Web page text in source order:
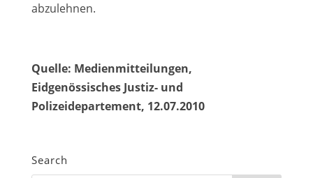
abzulehnen.
Quelle: Medienmitteilungen,
Eidgenössisches Justiz- und
Polizeidepartement, 12.07.2010
Search